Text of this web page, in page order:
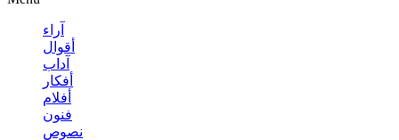
آراء
أقوال
آداب
أفكار
أفلام
فنون
نصوص